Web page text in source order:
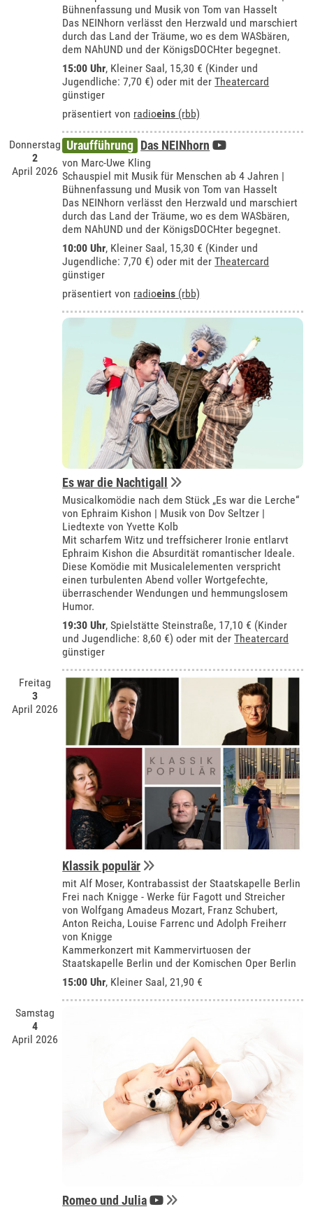
Bühnenfassung und Musik von Tom van Hasselt
Das NEINhorn verlässt den Herzwald und marschiert
durch das Land der Träume, wo es dem WASbären,
dem NAhUND und der KönigsDOCHter begegnet.
15:00 Uhr, Kleiner Saal, 15,30 € (Kinder und
Jugendliche: 7,70 €) oder mit derTheatercard
günstiger
präsentiert von radioeins (rbb)
Donnerstag
2
April 2026
Uraufführung Das NEINhorn
von Marc-Uwe Kling
Schauspiel mit Musik für Menschen ab 4 Jahren |
Bühnenfassung und Musik von Tom van Hasselt
Das NEINhorn verlässt den Herzwald und marschiert
durch das Land der Träume, wo es dem WASbären,
dem NAhUND und der KönigsDOCHter begegnet.
10:00 Uhr, Kleiner Saal, 15,30 € (Kinder und
Jugendliche: 7,70 €) oder mit derTheatercard
günstiger
präsentiert von radioeins (rbb)
Es war die Nachtigall
Musicalkomödie nach dem Stück „Es war die Lerche“
von Ephraim Kishon | Musik von Dov Seltzer |
Liedtexte von Yvette Kolb
Mit scharfem Witz und treffsicherer Ironie entlarvt
Ephraim Kishon die Absurdität romantischer Ideale.
Diese Komödie mit Musicalelementen verspricht
einen turbulenten Abend voller Wortgefechte,
überraschender Wendungen und hemmungslosem
Humor.
19:30 Uhr, Spielstätte Steinstraße, 17,10 € (Kinder
und Jugendliche: 8,60 €) oder mit derTheatercard
günstiger
Freitag
3
April 2026
Klassik populär
mit Alf Moser, Kontrabassist der Staatskapelle Berlin
Frei nach Knigge - Werke für Fagott und Streicher
von Wolfgang Amadeus Mozart, Franz Schubert,
Anton Reicha, Louise Farrenc und Adolph Freiherr
von Knigge
Kammerkonzert mit Kammervirtuosen der
Staatskapelle Berlin und der Komischen Oper Berlin
15:00 Uhr, Kleiner Saal, 21,90 €
Samstag
4
April 2026
Romeo und Julia